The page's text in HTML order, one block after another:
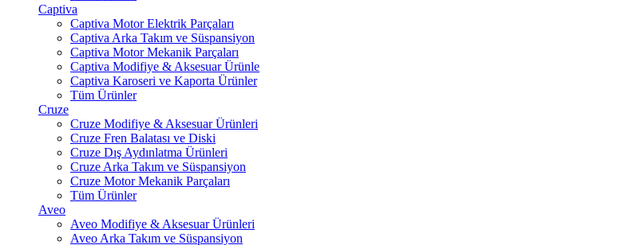
Captiva
Captiva Motor Elektrik Parçaları
Captiva Arka Takım ve Süspansiyon
Captiva Motor Mekanik Parçaları
Captiva Modifiye & Aksesuar Ürünle
Captiva Karoseri ve Kaporta Ürünler
Tüm Ürünler
Cruze
Cruze Modifiye & Aksesuar Ürünleri
Cruze Fren Balatası ve Diski
Cruze Dış Aydınlatma Ürünleri
Cruze Arka Takım ve Süspansiyon
Cruze Motor Mekanik Parçaları
Tüm Ürünler
Aveo
Aveo Modifiye & Aksesuar Ürünleri
Aveo Arka Takım ve Süspansiyon